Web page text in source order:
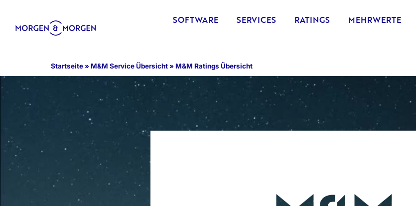
SOFTWARE SERVICES RATINGS MEHRWERTE
Startseite» M&M Service Übersicht» M&M Ratings Übersicht